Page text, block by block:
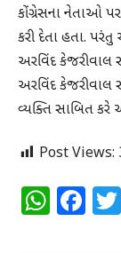
કોંગ્રેસના નેતાઓ પર
કરી દેતા હતા.
અરવિંદ કેજરીવાલ
અરવિંદ કેજરીવાલ
વ્યક્તિ સાબિત કરે
Post Views: